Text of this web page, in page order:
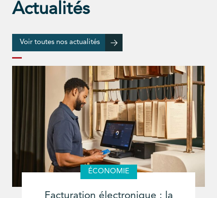
Actualités
Voir toutes nos actualités
ÉCONOMIE
Facturation électronique : la